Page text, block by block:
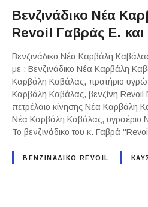
Βενζινάδικο Νέα
Revoil Γαβράς Ε. και
Βενζινάδικο Νέα Καρβάλη
με : Βενζινάδικο Νέα Καρβάλη
Καρβάλη Καβάλας, πρατήριο
Καρβάλη Καβάλας, βενζίνη
πετρέλαιο κίνησης Νέα Καρβάλη
Νέα Καρβάλη Καβάλας, υγραέριο
Το βενζινάδικο του κ. Γαβρά
ΒΕΝΖΙΝΆΔΙΚΟ REVOIL